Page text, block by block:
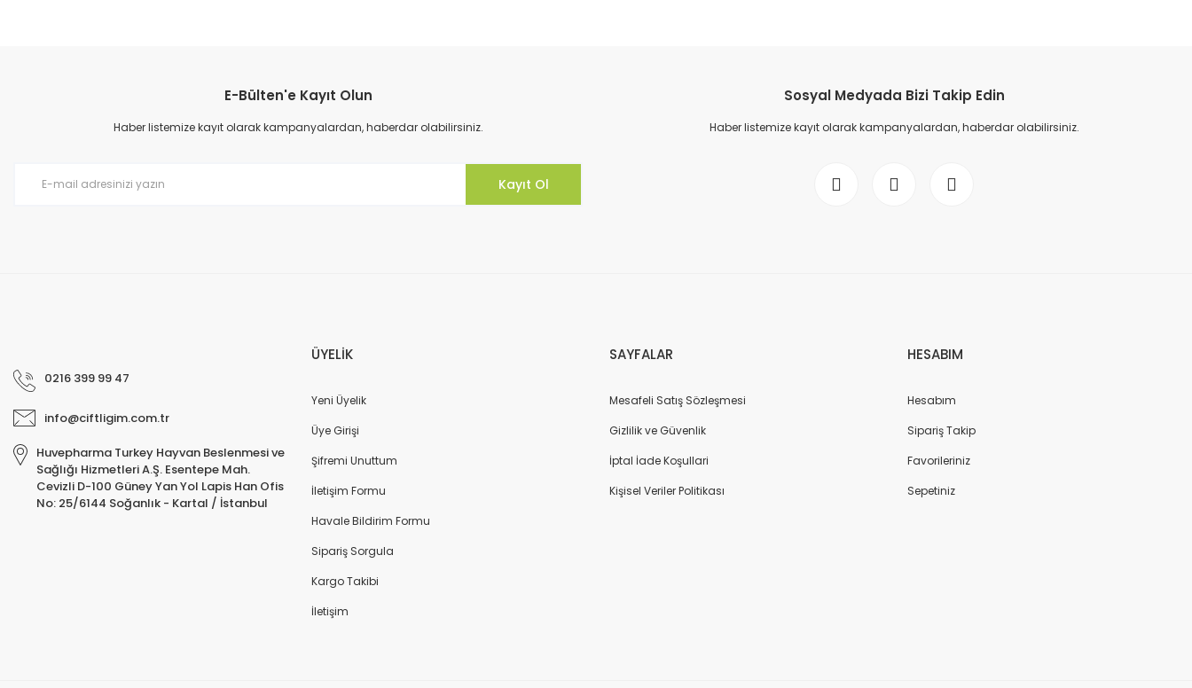
Ürün resmi kalitesiz, bozuk veya görüntülenemiyor.
Ürün açıklamasında eksik bilgiler bulunuyor.
E-Bülten'e Kayıt Olun
Haber listemize kayıt olarak kampanyalardan, haberdar olabilirsiniz.
Kayıt Ol
Sosyal Medyada Bizi Takip Edin
Haber listemize kayıt olarak kampanyalardan, haberdar olabilirsiniz.
0216 399 99 47
info@ciftligim.com.tr
Huvepharma Turkey Hayvan Beslenmesi ve
Sağlığı Hizmetleri A.Ş. Esentepe Mah.
Cevizli D-100 Güney Yan Yol Lapis Han Ofis
No: 25/6144 Soğanlık - Kartal / İstanbul
ÜYELİK
Yeni Üyelik
Üye Girişi
Şifremi Unuttum
İletişim Formu
Havale Bildirim Formu
Sipariş Sorgula
Kargo Takibi
İletişim
SAYFALAR
Mesafeli Satış Sözleşmesi
Gizlilik ve Güvenlik
İptal İade Koşullari
Kişisel Veriler Politikası
HESABIM
Hesabım
Sipariş Takip
Favorileriniz
Sepetiniz